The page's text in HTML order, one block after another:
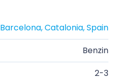
Barcelona, Catalonia, Spain
Benzin
2-3